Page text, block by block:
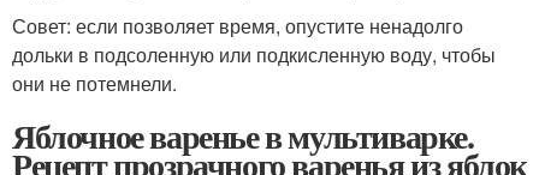
Совет: если позволяет время, опустите ненадолго
дольки в подсоленную или подкисленную воду, чтобы
они не потемнели.
Яблочное варенье в мультиварке.
Рецепт прозрачного варенья из яблок